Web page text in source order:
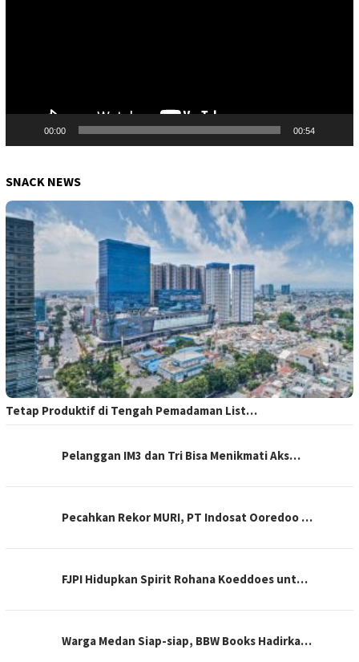
00:00 00:54
SNACK NEWS
Tetap Produktif di Tengah Pemadaman List…
Pelanggan IM3 dan Tri Bisa Menikmati Aks…
Pecahkan Rekor MURI, PT Indosat Ooredoo …
FJPI Hidupkan Spirit Rohana Koeddoes unt…
Warga Medan Siap-siap, BBW Books Hadirka…